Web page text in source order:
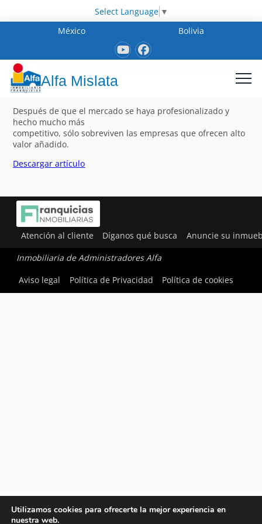
Select Language ▼
México
Bolivia
Alfa Mislata
Después de que el mercado se haya profesionalizado y
hecho mucho más
competitivo, sólo sobreviven las empresas que ofrecen alto
valor añadido.
Descargar artículo
Atención al cliente Díganos qué busca Anuncie su
Inmobiliaria de Administradores Alfa
Aviso legal
Política de Privacidad Política de cookies
Utilizamos cookies para ofrecerte la mejor experiencia en
nuestra web.